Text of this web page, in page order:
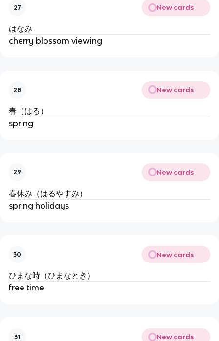
27 New cards
はなみ
cherry blossom viewing
28 New cards
春（はる）
spring
29 New cards
春休み（はるやすみ）
spring holidays
30 New cards
ひまな時（ひまなとき）
free time
31 New cards